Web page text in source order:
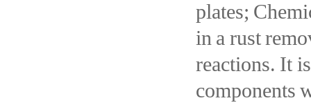
plates;
in a rust
reactions. It
components